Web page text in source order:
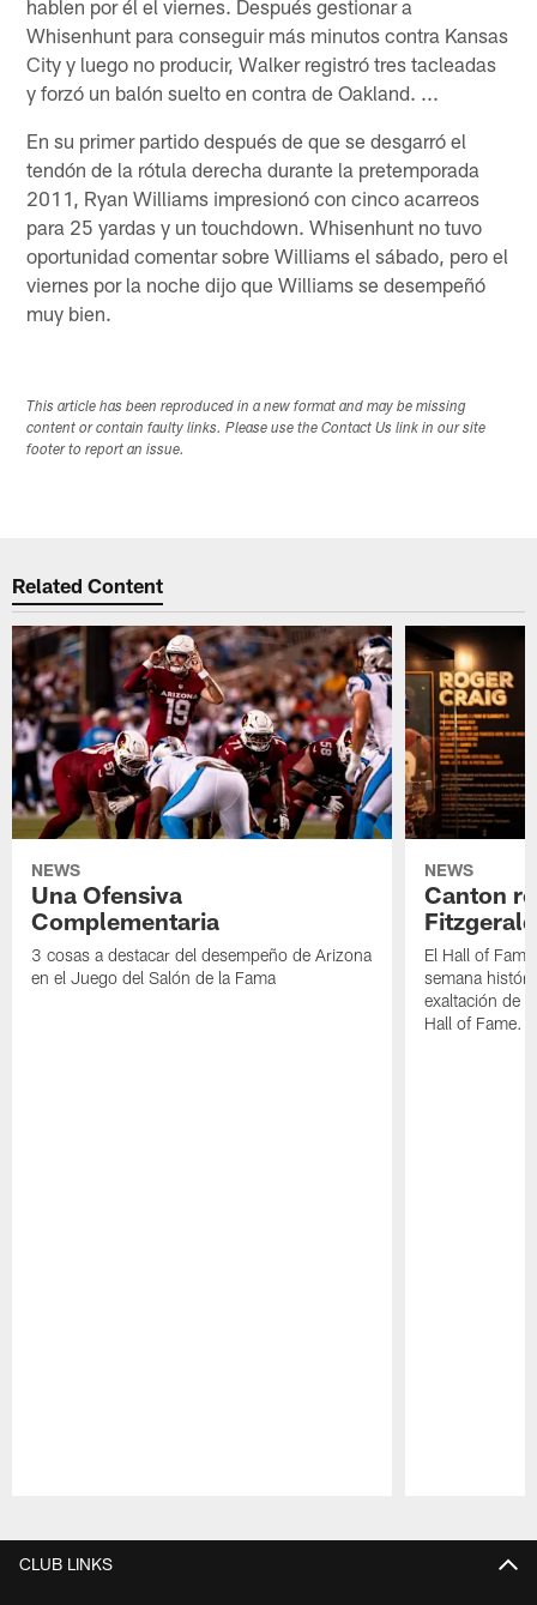
hablen por él el viernes. Después gestionar a
Whisenhunt para conseguir más minutos contra Kansas
City y luego no producir, Walker registró tres tacleadas
y forzó un balón suelto en contra de Oakland. ...
En su primer partido después de que se desgarró el
tendón de la rótula derecha durante la pretemporada
2011, Ryan Williams impresionó con cinco acarreos
para 25 yardas y un touchdown. Whisenhunt no tuvo
oportunidad comentar sobre Williams el sábado, pero el
viernes por la noche dijo que Williams se desempeñó
muy bien.
This article has been reproduced in a new format and may be missing
content or contain faulty links. Please use the Contact Us link in our site
footer to report an issue.
Related Content
NEWS
Una Ofensiva
Complementaria
3 cosas a destacar del desempeño de Arizona
en el Juego del Salón de la Fama
NEWS
Canton
El Hall of
semana
exaltación de
Hall of Fame.
CLUB LINKS